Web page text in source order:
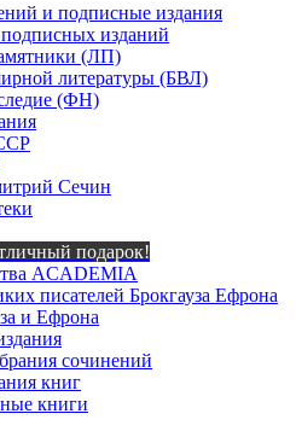
и подписные издания
изданий
(ЛП)
литературы (БВЛ)
(ФН)
Сечин
подарок!
ACADEMIA
писателей Брокгауза Ефрона
и Ефрона
сочинений
книг
книги